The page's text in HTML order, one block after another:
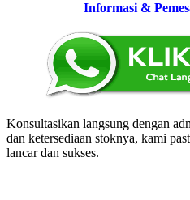
Informasi &
Konsultasikan langsung dengan
dan ketersediaan stoknya, kami
lancar dan sukses.